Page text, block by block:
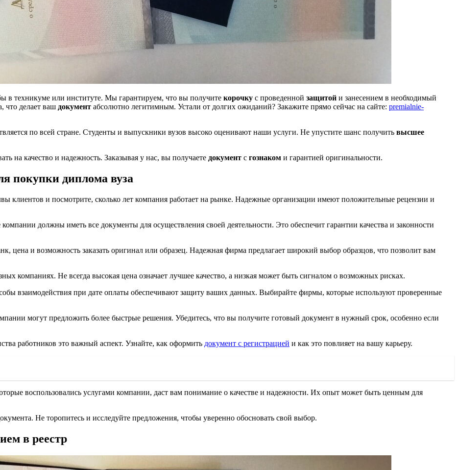
в техникуме или институте. Мы гарантируем, что вы получите корочку с проведенной защитой и занесением в необходимый
что делает ваш документ абсолютно легитимным. Устали от долгих ожиданий? Закажите прямо сейчас на сайте: premialnie-
по всей стране. Студенты и выпускники вузов высоко оценивают наши услуги. Не упустите шанс получить высшее
на качество и надежность. Заказывая у нас, вы получаете документ с гознаком и гарантией оригинальности.
покупки диплома вуза
клиентов и посмотрите, сколько лет компания работает на рынке. Надежные организации имеют положительные рецензии и
должны иметь все документы для осуществления своей деятельности. Это обеспечит гарантии качества и законности
цена и возможность заказать оригинал или образец. Надежная фирма предлагает широкий выбор образцов, что позволит вам
компаниях. Не всегда высокая цена означает лучшее качество, а низкая может быть сигналом о возможных рисках.
взаимодействия при дате оплаты обеспечивают защиту ваших данных. Выбирайте фирмы, которые используют проверенные
могут предложить более быстрые решения. Убедитесь, что вы получите готовый документ в нужный срок, особенно если
работников это важный аспект. Узнайте, как оформить документ с регистрацией и как это повлияет на вашу карьеру.
воспользовались услугами компании, даст вам понимание о качестве и надежности. Их опыт может быть ценным для
Не торопитесь и исследуйте предложения, чтобы уверенно обосновать свой выбор.
в реестр